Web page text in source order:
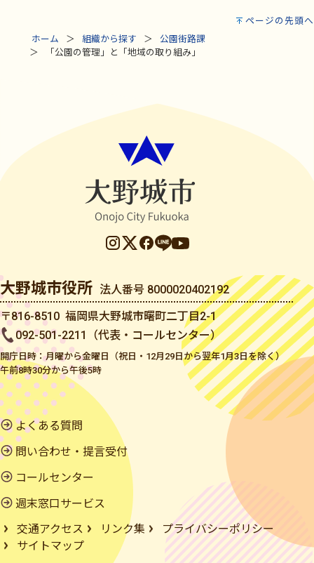
ページの先頭へ
ホーム
組織から探す
公園街路課
「公園の管理」と「地域の取り組み」
大野城市役所 法人番号 8000020402192
〒816-8510 福岡県大野城市曙町二丁目2-1
092-501-2211（代表・コールセンター）
開庁日時：月曜から金曜日（祝日・12月29日から翌年1月3日を除く）
午前8時30分から午後5時
よくある質問
問い合わせ・提言受付
コールセンター
週末窓口サービス
交通アクセス
リンク集
プライバシーポリシー
サイトマップ